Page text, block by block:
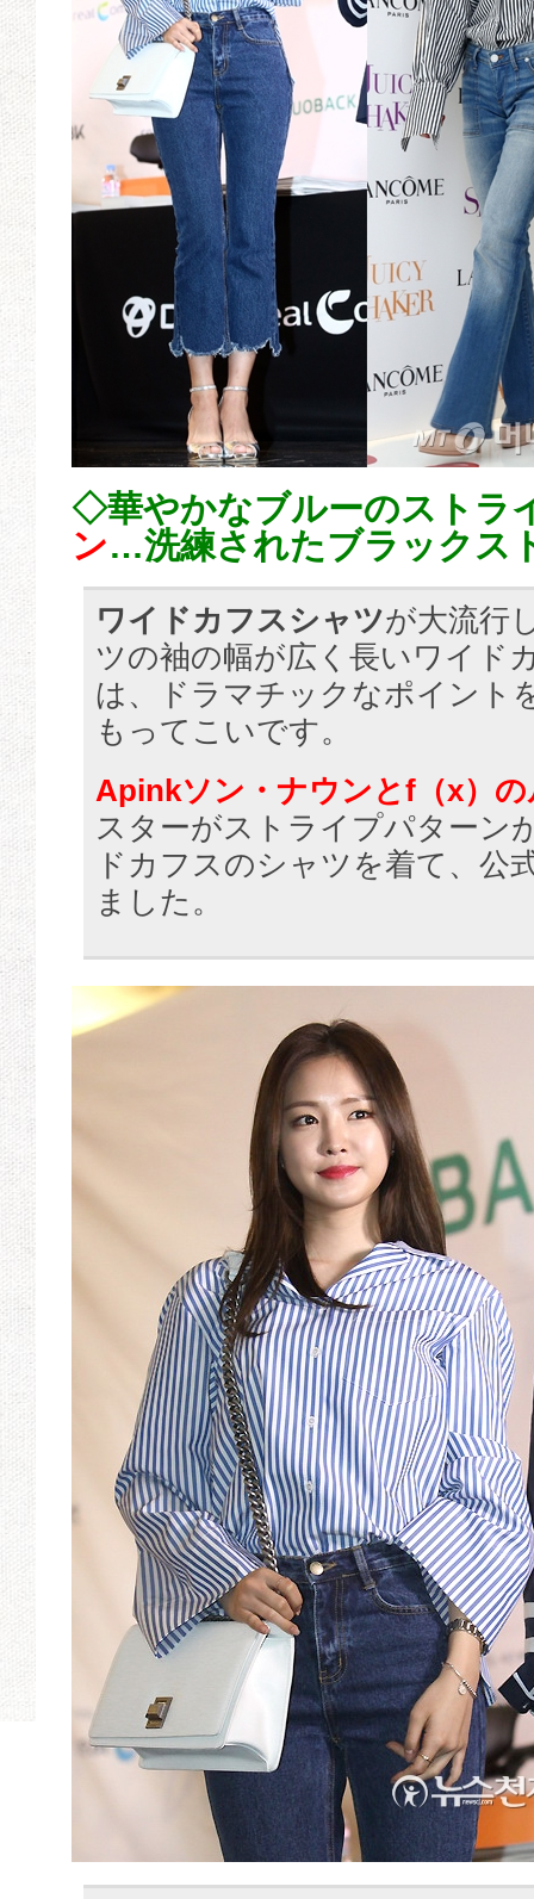
◇華やかなブルーのストラ
ン…洗練されたブラックス
ワイドカフスシャツが大流行
ツの袖の幅が広く長いワイド
は、ドラマチックなポイント
もってこいです。
Apinkソン・ナウンとf（x）の
スターがストライプパターン
ドカフスのシャツを着て、公
ました。